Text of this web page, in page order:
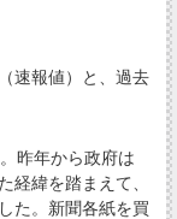
速報値）と、過去
昨年から政府は
経緯を踏まえて、
た。新聞各紙を買